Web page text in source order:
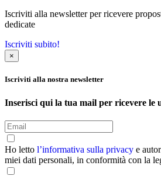
Iscriviti alla newsletter per ricevere
dedicate
Iscriviti subito!
×
Iscriviti alla nostra newsletter
Inserisci qui la tua mail per ricevere le
Ho letto l’informativa sulla privacy e
miei dati personali, in conformità con la